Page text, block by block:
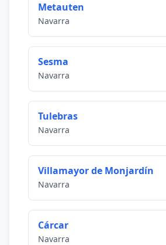
Metauten
Navarra
Sesma
Navarra
Tulebras
Navarra
Villamayor de Monjardín
Navarra
Cárcar
Navarra